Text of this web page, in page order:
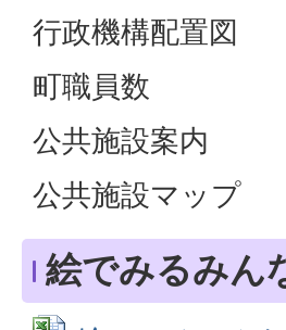
行政機構配置図
町職員数
公共施設案内
公共施設マップ
絵でみるみん